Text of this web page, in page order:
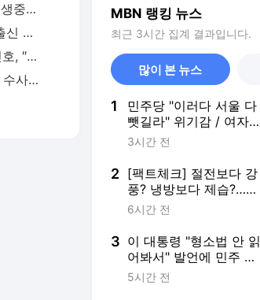
이재명 '대북송금 사건' 재판부 ″재판 생중계 고려 안 한다″
″아프간 참전 용사였다″...'그린베레' 출신 왈츠는 누구?
멜라니아 여사 웃음 유발한 샤이니 민호, ″또 뵙는다면…″
조계종 주지협 ″이기흥 대한체육회장 수사는 망신주기식″
MBN 랭킹 뉴스
최근 3시간 집계 결과입니다.
많이 본 뉴스
1
민주당 "이러다 서울 다
뺏길라" 위기감 / 여자탈
의실서 "남성 봤다" 신고
3시간 전
2 [팩트체크] 절전보다 강
풍? 냉방보다 제습?…전
기료 아끼는 슬기로운
6시간 전
3 이 대통령 "형소법 안 읽
어봐서" 발언에 민주 김
승원 "내용 다 알고계실
5시간 전